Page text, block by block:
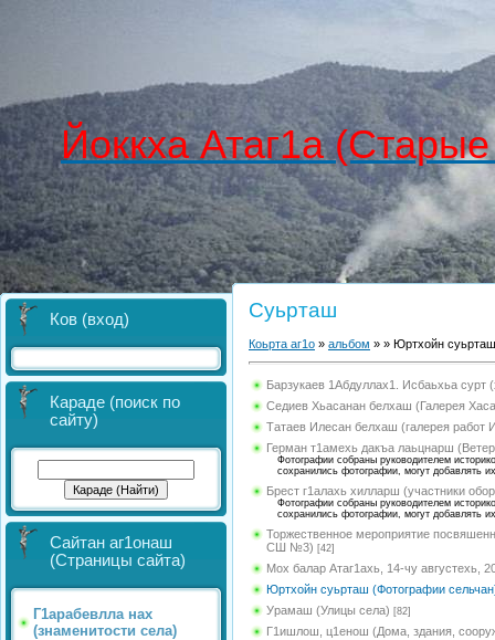
Йоккха Атаг1а
Ков (вход)
Караде (поиск по
сайту)
Сайтан аг1онаш
(Страницы сайта)
Г1арабевлла нах
(знаменитости села)
Суьрташ
Коьрта аг1о » альбом » » Юртхойн
Барзукаев 1Абдуллах1. Исбаьхьа сурт
Седиев Хьасанан белхаш (Галерея
Татаев Илесан белхаш (галерея работ
Герман т1амехь дакъа лаьцнарш
Фотографии собраны руководителем
сохранились фотографии, могут добавлять
Брест г1алахь хилларш (участники
Фотографии собраны руководителем
сохранились фотографии, могут добавлять
Торжественное мероприятие
СШ №3) [42]
Мох балар Атаг1ахь, 14-чу августехь,
Юртхойн суьрташ (Фотографии
Урамаш (Улицы села) [82]
Г1ишлош, ц1енош (Дома, здания,